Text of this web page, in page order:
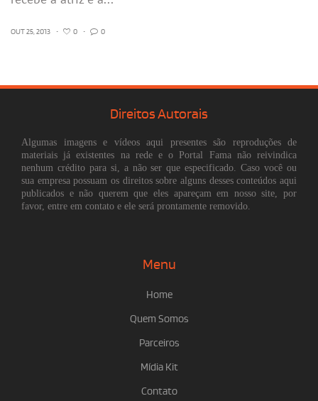
OUT 25, 2013 • 0 • 0
Direitos Autorais
Algumas imagens e vídeos aqui presentes são reproduções de
materiais já existentes na rede e o Portal Fama não reivindica
nenhum crédito para si, a não ser que especificado. Caso você ou
sua empresa possuam os direitos sobre alguns desses conteúdos aqui
publicados e não querem que eles apareçam em nosso site, por
favor, entre em contato e ele será prontamente removido.
Menu
Home
Quem Somos
Parceiros
Mídia Kit
Contato